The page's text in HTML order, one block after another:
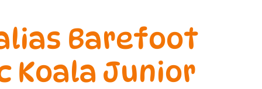
Deditos
Demax
Dodo Shoes
Igor
Barefoot
Koala Junior